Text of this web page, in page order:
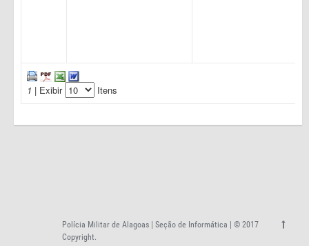
1 | Exibir Itens
Polícia Militar de Alagoas | Seção de Informática | © 2017
Copyright.